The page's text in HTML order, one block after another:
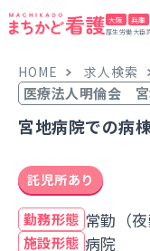
大阪 兵庫
厚生労働大臣
HOME 求人検索
医療法人明倫会
宮地病院での病
託児所あり
勤務形態 常勤（夜
施設形態 病院